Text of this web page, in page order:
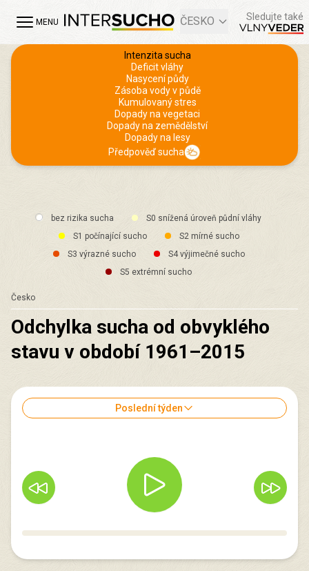
MENU ČESKO Sledujte také
Intenzita sucha
Deficit vláhy
Nasycení půdy
Zásoba vody v půdě
Kumulovaný stres
Dopady na vegetaci
Dopady na zemědělství
Dopady na lesy
Předpověď sucha
bez rizika sucha
S0 snížená úroveň půdní vláhy
S1 počínající sucho
S2 mírné sucho
S3 výrazné sucho
S4 výjimečné sucho
S5 extrémní sucho
Česko
Odchylka sucha od obvyklého
stavu v období 1961–2015
Poslední týden